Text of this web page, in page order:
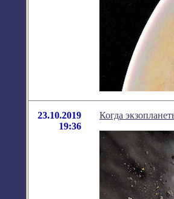
23.10.2019
19:36
Когда